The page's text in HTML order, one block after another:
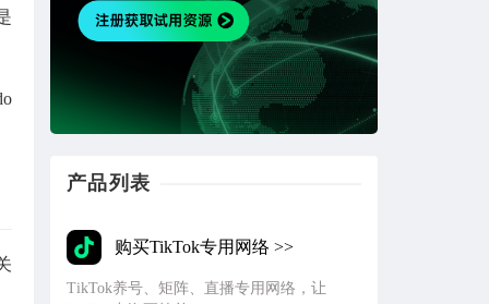
产品列表
购买TikTok专用网络 >>
TikTok养号、矩阵、直播专用网络，让